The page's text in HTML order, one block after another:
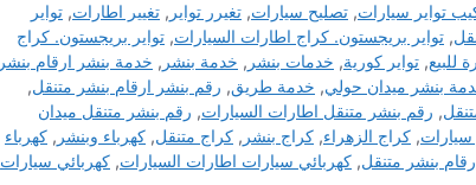
تواير سيارات, تصليح سيارات, تغيرر تواير , تغيير اطارات, تواير
, تواير بريجستون. كراج اطارات السيارات, تواير بريجستون. كراج
للبيع, تواير كورية, خدمات بنشر , خدمة بنشر , خدمة بنشر ارقام بنشر
بنشر ميدان حولي, خدمة طريق, رقم بنشر ارقام بنشر متنقل,
, رقم بنشر متنقل اطارات السيارات, رقم بنشر متنقل ميدان
, كراج الزهراء, كراج بنشر , كراج متنقل, كهرباء وبنشر , كهرباء
بنشر متنقل, كهربائي سيارات اطارات السيارات, كهربائي سيارات